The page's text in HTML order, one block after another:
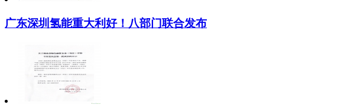
广东深圳氢能重大利好！八部门联合发布